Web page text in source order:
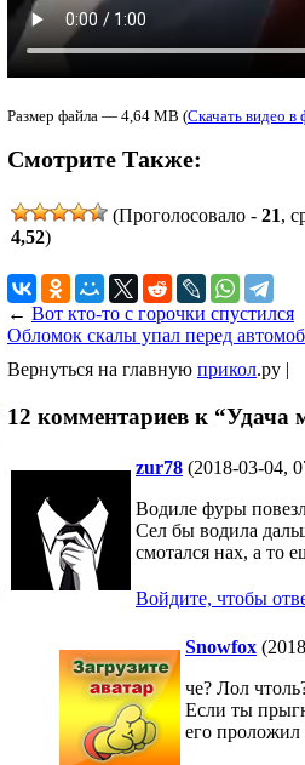
Размер файла — 4,64 MB (Скачать видео в
Смотрите Также:
(Проголосовало - 21,
4,52)
← Вот кто-то с горочки спустился
Обломок скалы упал перед
Вернуться на главную прикол.ру |
12 комментариев к “Удача
zur78 (2018-03-04,
Водиле фуры
Сел бы водила
смотался нах, а то
Войдите, чтобы
Snowfox
че? Лол
Если ты
его проложил